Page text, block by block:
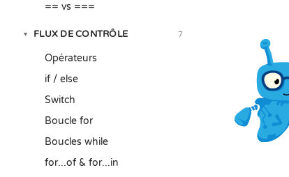
== vs ===
▾ FLUX DE CONTRÔLE 7
Opérateurs
if / else
Switch
Boucle for
Boucles while
for...of & for...in